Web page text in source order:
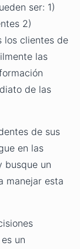
ser: 1)
2)
los clientes de
las
de las
de sus
en las
busque un
manejar esta
un